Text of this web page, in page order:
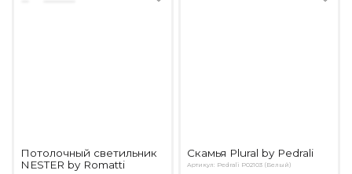
Потолочный светильник
NESTER by Romatti
Скамья Plural by Pedrali
Артикул: Pedrali P02103 (Белый)